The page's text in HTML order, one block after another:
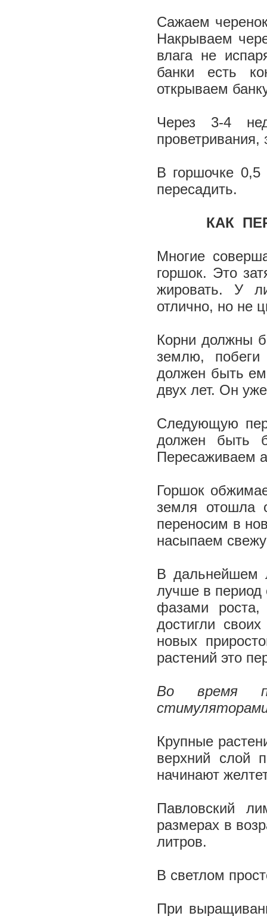
Сажаем
Накрываем
влага не
банки есть
открываем
Через 3­-4
В горшочке 0,5
пересадить.
КАК
Многие
гор­шок. Это
жировать. У
отлично, но не
Корни должны
землю, побеги
должен быть
двух лет. Он
Следующую
должен быть
Пересаживаем
Горшок
земля отошла
переносим в
насыпаем
В дальнейшем
лучше в период
фазами роста,
достигли
новых
растений это
Во время
Крупные
верхний слой
начинают
Павловский
размерах в
литров.
В светлом
При